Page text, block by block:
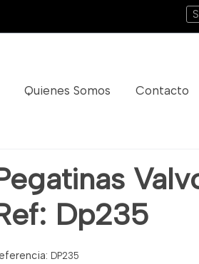
Quienes Somos Contacto
Dp235
DP235